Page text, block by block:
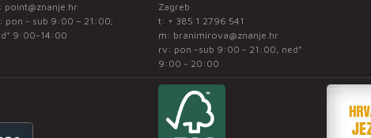
point@znanje.hr
pon - sub 9:00 – 21:00;
9:00-14:00
Zagreb
t: + 385 1 2796 541
m: branimirova@znanje.hr
rv: pon -sub 9:00 - 21:00, ned*
9:00 - 20:00